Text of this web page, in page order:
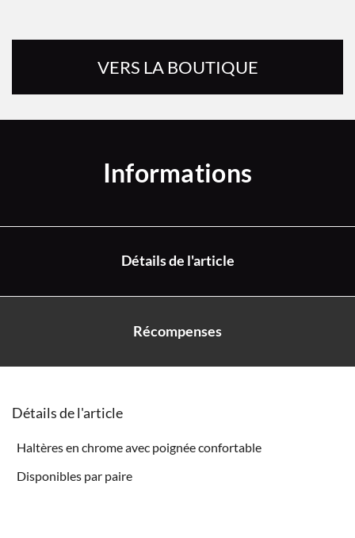
VERS LA BOUTIQUE
Informations
Détails de l'article
Récompenses
Détails de l'article
Haltères en chrome avec poignée confortable
Disponibles par paire